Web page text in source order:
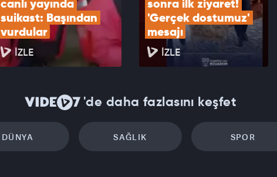
canlı yayında
suikast: Başından
vurdular
İZLE
sonra ilk ziyaret!
'Gerçek dostumuz'
mesajı
İZLE
'de daha fazlasını keşfet
DÜNYA SAĞLIK SPOR